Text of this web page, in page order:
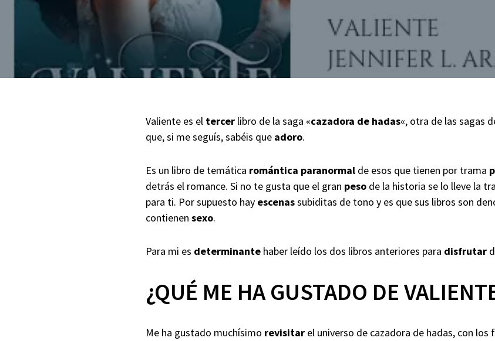
Valiente es el tercer libro de la saga «cazadora de hadas«, otra de las sagas
que, si me seguís, sabéis que adoro.
Es un libro de temática romántica paranormal de esos que tienen por trama
detrás el romance. Si no te gusta que el gran peso de la historia se lo lleve la
para ti. Por supuesto hay escenassubiditas de tono y es que sus libros son
contienensexo.
Para mi es determinante haber leído los dos libros anteriores para disfrutar
¿QUÉ ME HA GUSTADO DE
Me ha gustado muchísimo revisitar el universo de cazadora de hadas, con los